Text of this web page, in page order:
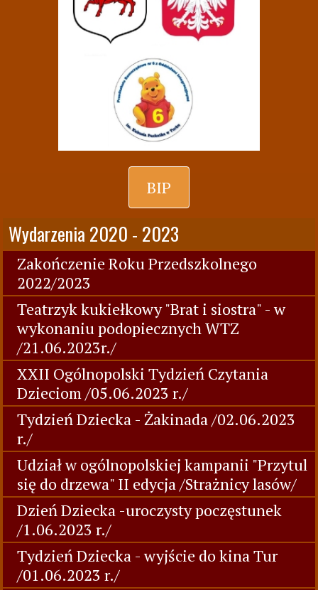
BIP
Wydarzenia 2020 - 2023
Zakończenie Roku Przedszkolnego
2022/2023
Teatrzyk kukiełkowy "Brat i siostra" - w
wykonaniu podopiecznych WTZ
/21.06.2023r./
XXII Ogólnopolski Tydzień Czytania
Dzieciom /05.06.2023 r./
Tydzień Dziecka - Żakinada /02.06.2023
r./
Udział w ogólnopolskiej kampanii "Przytul
się do drzewa" II edycja /Strażnicy lasów/
Dzień Dziecka -uroczysty poczęstunek
/1.06.2023 r./
Tydzień Dziecka - wyjście do kina Tur
/01.06.2023 r./